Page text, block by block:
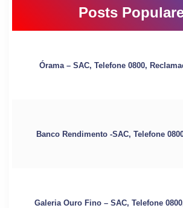
Posts
Órama – SAC, Telefone 0800,
Banco Rendimento -SAC, Telefone
Galeria Ouro Fino – SAC, Telefone